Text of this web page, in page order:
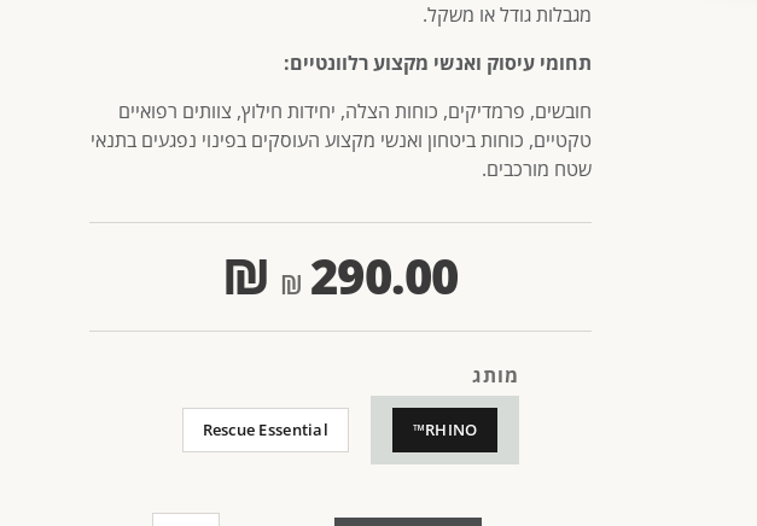
מגבלות גודל או משקל.
תחומי עיסוק ואנשי מקצוע רלוונטיים:
חובשים, פרמדיקים, כוחות הצלה, יחידות חילוץ, צוותים רפואיים
טקטיים, כוחות ביטחון ואנשי מקצוע העוסקים בפינוי נפגעים בתנאי
שטח מורכבים.
290.00
₪
מותג
RHINO™
Rescue Essential